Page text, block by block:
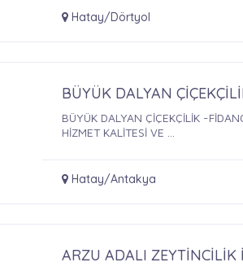
Hatay/Dörtyol
BÜYÜK DALYAN
BÜYÜK DALYAN ÇİÇEKÇİLİK -
HİZMET KALİTESİ VE ...
Hatay/Antakya
ARZU ADALI ZEYTİNCİLİK